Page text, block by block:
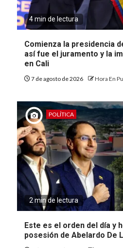
4 min de lectura
Comienza la presidencia
así fue el juramento y la
en Cali
7 de agosto de 2026 Hora En
POLÍTICA
2 min de lectura
Este es el orden del día y
posesión de Abelardo De